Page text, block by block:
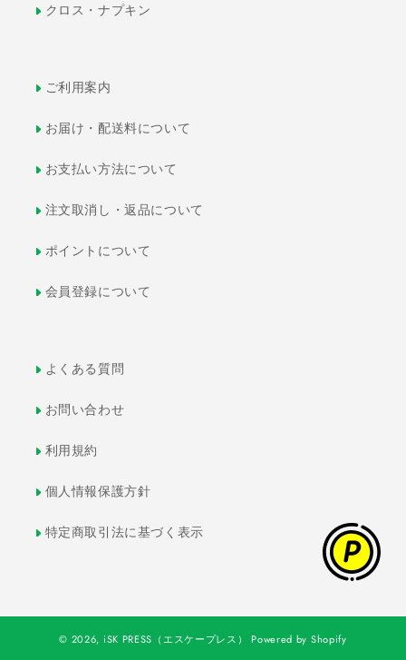
クロス・ナプキン
ご利用案内
お届け・配送料について
お支払い方法について
注文取消し・返品について
ポイントについて
会員登録について
よくある質問
お問い合わせ
利用規約
個人情報保護方針
特定商取引法に基づく表示
© 2026, iSK PRESS（エスケープレス） Powered by Shopify